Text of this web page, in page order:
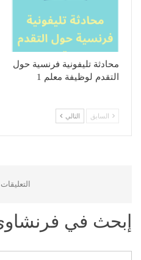
محادثة تليفونية فرنسية حول
التقدم لوظيفة معلم 1
السابق التالي
إبحث في